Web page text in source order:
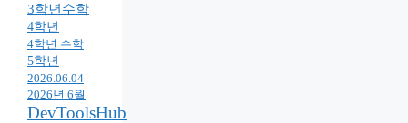
3학년수학
4학년
4학년 수학
5학년
2026.06.04
2026년 6월
DevToolsHub